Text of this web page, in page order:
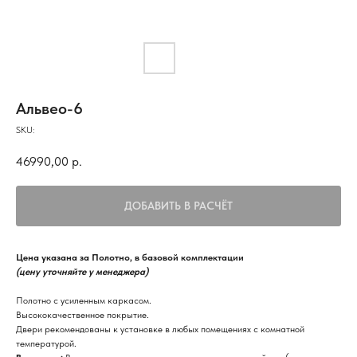
Альвео-6
SKU:
46990,00 р.
ДОБАВИТЬ В РАСЧЁТ
Цена указана за Полотно, в базовой комплектации
(цену уточняйте у менеджера)
Полотно с усиленным каркасом.
Высококачественное покрытие.
Двери рекомендованы к установке в любых помещениях с комнатной
температурой.